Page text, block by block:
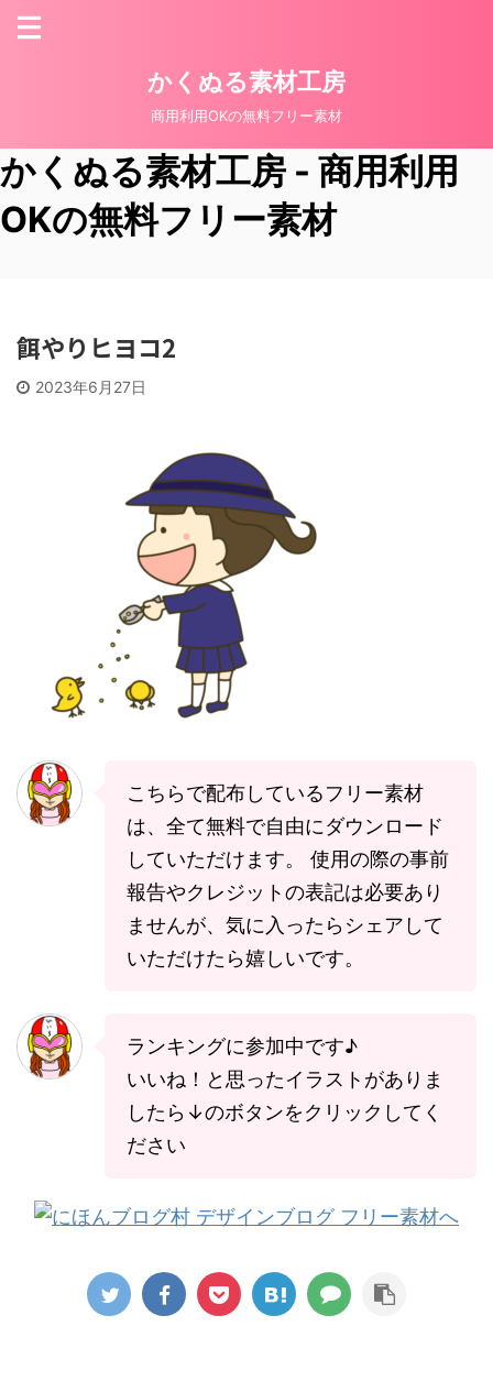
かくぬる素材工房
商用利用OKの無料フリー素材
かくぬる素材工房 - 商用利用
OKの無料フリー素材
餌やりヒヨコ2
2023年6月27日
こちらで配布しているフリー素材
は、全て無料で自由にダウンロード
していただけます。 使用の際の事前
報告やクレジットの表記は必要あり
ませんが、気に入ったらシェアして
いただけたら嬉しいです。
ランキングに参加中です♪
いいね！と思ったイラストがありま
したら↓のボタンをクリックしてく
ださい